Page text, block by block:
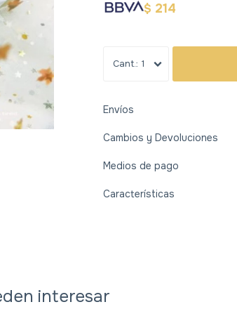
$ 214
1
Envíos
Cambios y Devoluciones
Medios de pago
Características
interesar